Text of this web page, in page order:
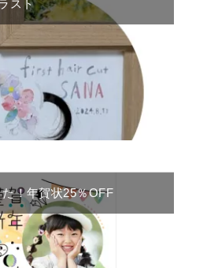
スト
！年賀状25％OFF